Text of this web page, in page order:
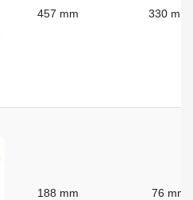
457 mm 330 mm
188 mm 76 mm